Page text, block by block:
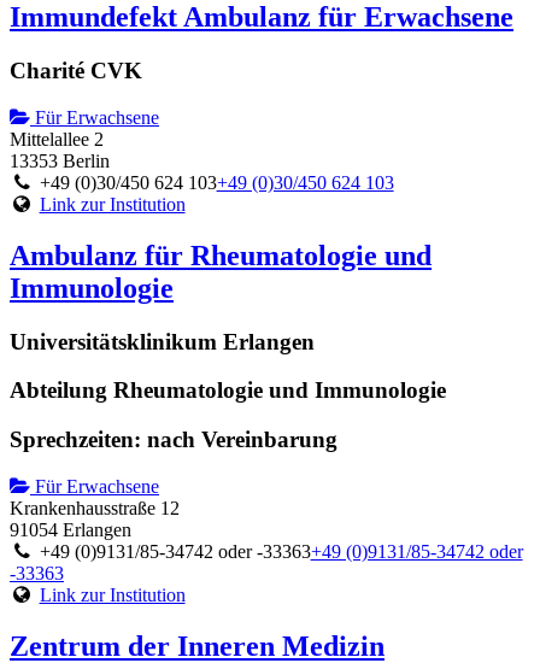
Immundefekt Ambulanz für Erwachsene
Charité CVK
Für Erwachsene
Mittelallee 2
13353 Berlin
+49 (0)30/450 624 103+49 (0)30/450 624 103
Link zur Institution
Ambulanz für Rheumatologie und
Immunologie
Universitätsklinikum Erlangen
Abteilung Rheumatologie und Immunologie
Sprechzeiten: nach Vereinbarung
Für Erwachsene
Krankenhausstraße 12
91054 Erlangen
+49 (0)9131/85-34742 oder -33363+49 (0)9131/85-34742 oder
-33363
Link zur Institution
Zentrum der Inneren Medizin